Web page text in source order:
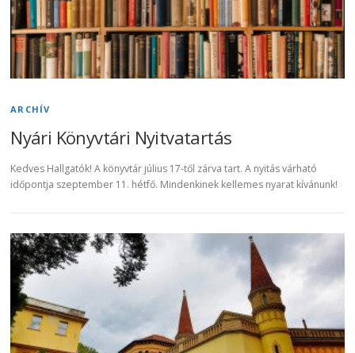
ARCHÍV
Nyári Könyvtári Nyitvatartás
Kedves Hallgatók! A könyvtár július 17-től zárva tart. A nyitás várható
időpontja szeptember 11. hétfő. Mindenkinek kellemes nyarat kívánunk!